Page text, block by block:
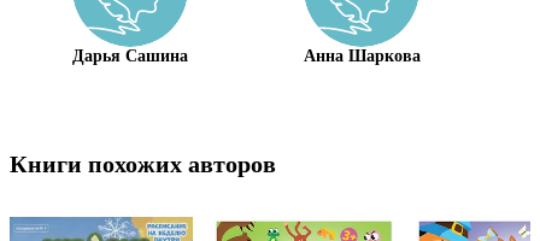
Дарья Сашина Анна Шаркова
Книги похожих авторов